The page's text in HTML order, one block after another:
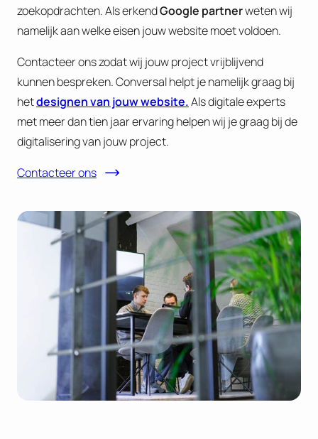
zoekopdrachten. Als erkendGoogle partnerweten wij
namelijk aan welke eisen jouw website moet voldoen.
Contacteer ons zodat wij jouw project vrijblijvend
kunnen bespreken. Conversal helpt je namelijk graag bij
hetdesignen van jouw website.Als digitale experts
met meer dan tien jaar ervaring helpen wij je graag bij de
digitalisering van jouw project.
Contacteer ons